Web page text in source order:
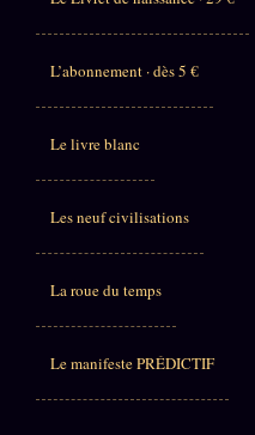
L’abonnement · dès 5 €
Le livre blanc
Les neuf civilisations
La roue du temps
Le manifeste PRÉDICTIF